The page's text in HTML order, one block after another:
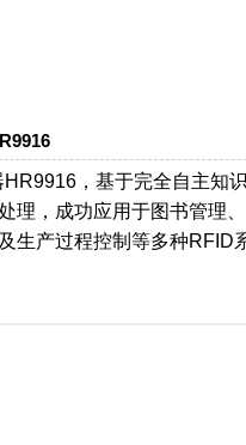
，基于完全自主知
理，成功应用于图书管理
生产过程控制等多种RFID